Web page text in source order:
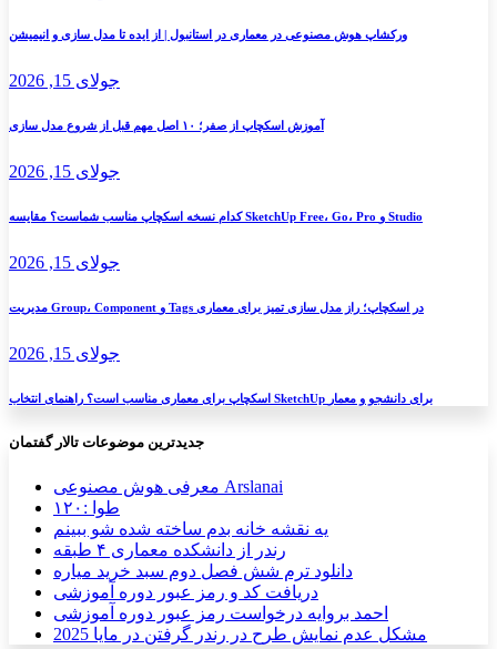
ورکشاپ هوش مصنوعی در معماری در استانبول | از ایده تا مدل سازی و انیمیشن
جولای 15, 2026
آموزش اسکچاپ از صفر؛ ۱۰ اصل مهم قبل از شروع مدل سازی
جولای 15, 2026
کدام نسخه اسکچاپ مناسب شماست؟ مقایسه SketchUp Free، Go، Pro و Studio
جولای 15, 2026
مدیریت Group، Component و Tags در اسکچاپ؛ راز مدل سازی تمیز برای معماری
جولای 15, 2026
اسکچاپ برای معماری مناسب است؟ راهنمای انتخاب SketchUp برای دانشجو و معمار
جدیدترین موضوعات تالار گفتمان
معرفی هوش مصنوعی Arslanai
طوا :۱۲۰
یه نقشه خانه بدم ساخته شده شو ببینم
رندر از دانشکده معماری ۴ طبقه
دانلود ترم شش فصل دوم سبد خرید میاره
دریافت کد و رمز عبور دوره آموزشی
احمد بروایه درخواست رمز عبور دوره آموزشی
مشکل عدم نمایش طرح در رندر گرفتن در مایا 2025